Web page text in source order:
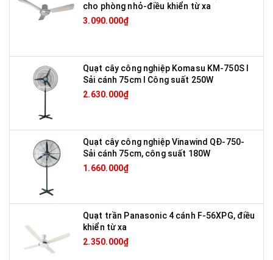
cho phòng nhỏ-điều khiển từ xa
3.090.000₫
Quạt cây công nghiệp Komasu KM-750S I
Sải cánh 75cm I Công suất 250W
2.630.000₫
Quạt cây công nghiệp Vinawind QĐ-750-
Sải cánh 75cm, công suất 180W
1.660.000₫
Quạt trần Panasonic 4 cánh F-56XPG, điều
khiển từ xa
2.350.000₫